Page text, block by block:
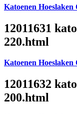
Katoenen Hoeslaken
12011631
220.html
Katoenen Hoeslaken
12011632
200.html